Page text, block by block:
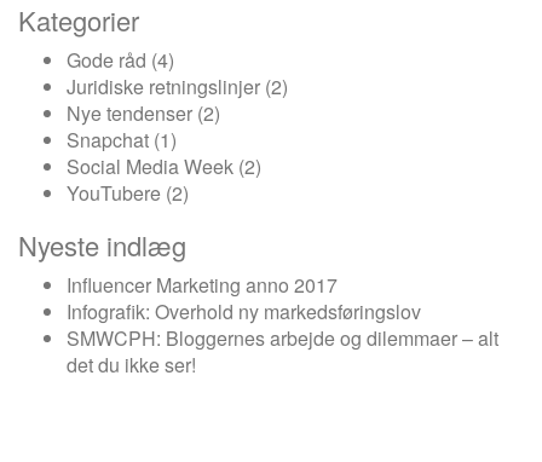
Kategorier
Gode råd (4)
Juridiske retningslinjer (2)
Nye tendenser (2)
Snapchat (1)
Social Media Week (2)
YouTubere (2)
Nyeste indlæg
Influencer Marketing anno 2017
Infografik: Overhold ny markedsføringslov
SMWCPH: Bloggernes arbejde og dilemmaer – alt
det du ikke ser!